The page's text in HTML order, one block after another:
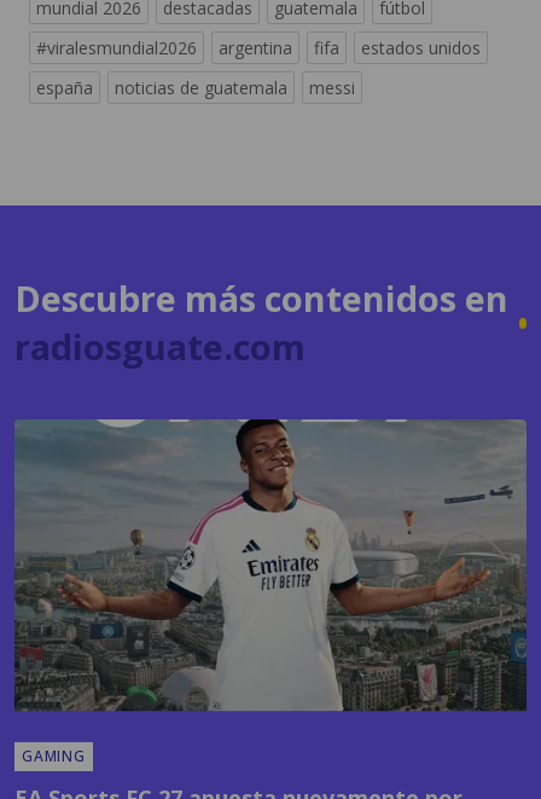
mundial 2026 destacadas guatemala
fútbol
#viralesmundial2026
argentina fifa
estados unidos
españa
noticias de guatemala messi
Descubre más contenidos en
radiosguate.com
GAMING